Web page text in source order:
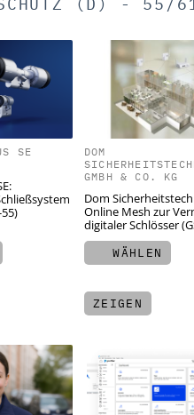
SE
DOM
GMBH & CO. KG
Dom
Online Mesh zur
digitaler Schlösser
WÄHLEN
ZEIGEN